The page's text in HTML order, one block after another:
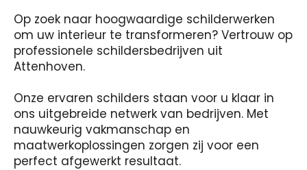
Op zoek naar hoogwaardige schilderwerken
om uw interieur te transformeren? Vertrouw op
professionele schildersbedrijven uit
Attenhoven.
Onze ervaren schilders staan voor u klaar in
ons uitgebreide netwerk van bedrijven. Met
nauwkeurig vakmanschap en
maatwerkoplossingen zorgen zij voor een
perfect afgewerkt resultaat.